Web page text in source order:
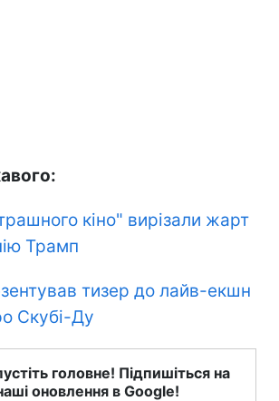
кіно" вирізали жарт
Трамп
тизер до лайв-екшн
Скубі-Ду
головне! Підпишіться на
оновлення в Google!